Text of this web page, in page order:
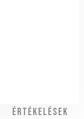
Értékelések